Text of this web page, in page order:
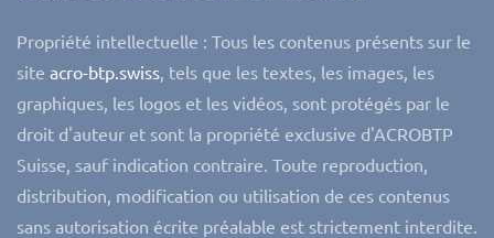
Propriété intellectuelle : Tous les contenus présents sur le
site acro-btp.swiss, tels que les textes, les images, les
graphiques, les logos et les vidéos, sont protégés par le
droit d'auteur et sont la propriété exclusive d'ACROBTP
Suisse, sauf indication contraire. Toute reproduction,
distribution, modification ou utilisation de ces contenus
sans autorisation écrite préalable est strictement interdite.